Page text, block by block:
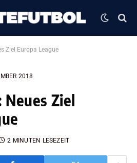
Ziel Europa League
2018
Ziel
2 MINUTEN LESEZEIT